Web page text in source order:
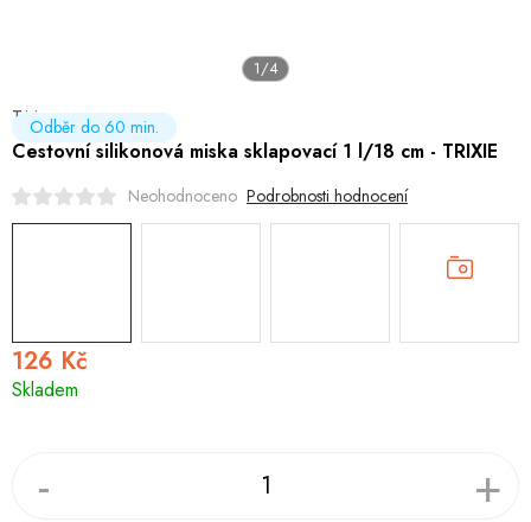
Akční ceny
Půjčovna Kontaktuje nás Obchodní podmínky Vrácení a reklamace
126 Kč
Skladem
Trixie
Cestovní silikonová miska sklapovací 1 l/18 cm - TRIXIE
Odběr do 60 min.
Neohodnoceno Podrobnosti hodnocení
1/4